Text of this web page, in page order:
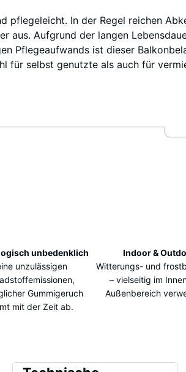
pflegeleicht. In der Regel reichen
aus. Aufgrund der langen
Pflegeaufwands ist dieser
für selbst genutzte als auch für
unbedenklich
unzulässigen
Gummigeruch
mit der Zeit ab.
Indoor &
Witterungs- und
– vielseitig im
Außenbereich